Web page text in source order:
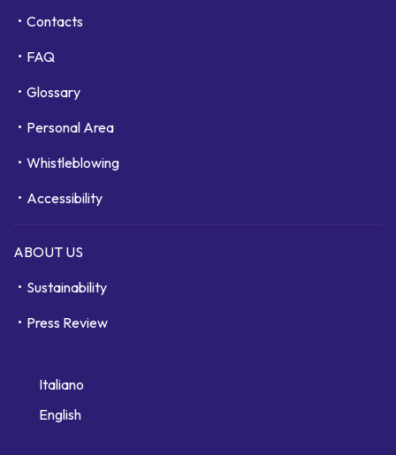
Contacts
FAQ
Glossary
Personal Area
Whistleblowing
Accessibility
ABOUT US
Sustainability
Press Review
Italiano
English